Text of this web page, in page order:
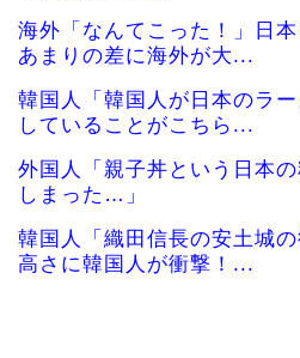
海外「なんてこった！」日
あまりの差に海外が大...
韓国人「韓国人が日本のラ
していることがこちら...
外国人「親子丼という日本
しまった…」
韓国人「織田信長の安土城
高さに韓国人が衝撃！...